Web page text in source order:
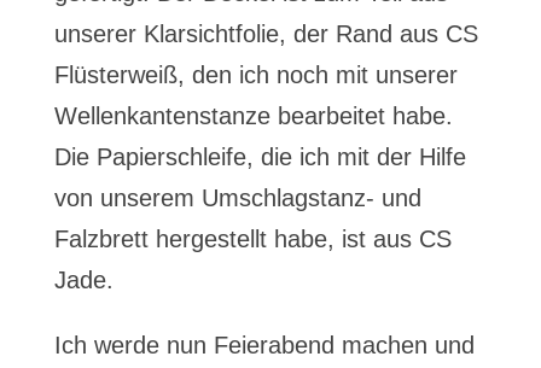
unserer Klarsichtfolie, der Rand aus CS
Flüsterweiß, den ich noch mit unserer
Wellenkantenstanze bearbeitet habe.
Die Papierschleife, die ich mit der Hilfe
von unserem Umschlagstanz- und
Falzbrett hergestellt habe, ist aus CS
Jade.
Ich werde nun Feierabend machen und